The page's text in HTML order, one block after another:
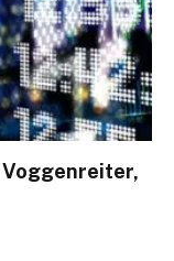
Voggenreiter,